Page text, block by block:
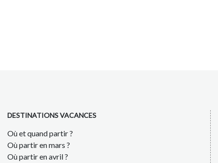
DESTINATIONS VACANCES
Où et quand partir ?
Où partir en mars ?
Où partir en avril ?